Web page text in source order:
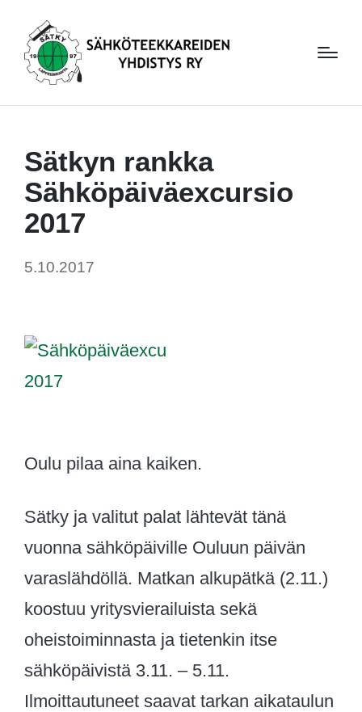
Sätkyn rankka
Sähköpäiväexcursio
2017
5.10.2017
Oulu pilaa aina kaiken.
Sätky ja valitut palat lähtevät tänä
vuonna sähköpäiville Ouluun päivän
varaslähdöllä. Matkan alkupätkä (2.11.)
koostuu yritysvierailuista sekä
oheistoiminnasta ja tietenkin itse
sähköpäivistä 3.11. – 5.11.
Ilmoittautuneet saavat tarkan aikataulun